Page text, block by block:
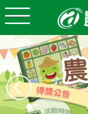
跳到主要內容
農業知識